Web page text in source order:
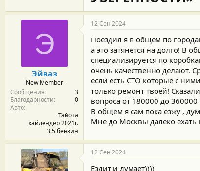
Э
Эйваз
New Member
Сообщения
3
Благодарности
0
Авто
Тайота
хайлендер 2021г.
3.5 бензин
12 Сен 2024
Поездил я в общем по
а это затянется на долго! В
специализируется по
очень качественно делают.
если есть СТО которые с
только ремонт твоей!
вопроса от 180000 до
В общем я сам пока езжу ,
Мне до Москвы далеко
12 Сен 2024
Ездит и думает))))